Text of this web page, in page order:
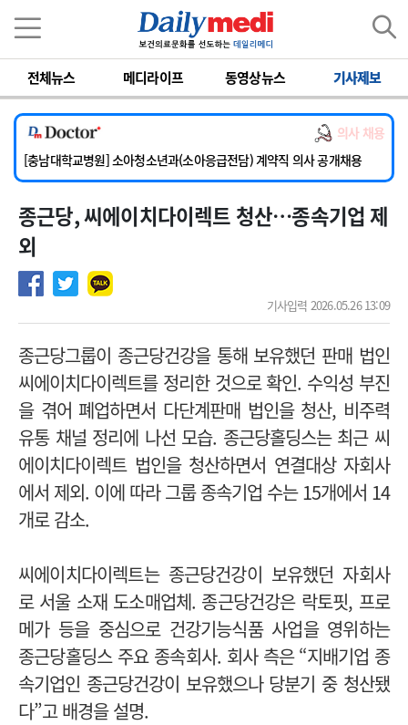
전체뉴스 메디라이프 동영상뉴스 기사제보
의사 채용
[서울아산병원] 2026년 하반기 인턴 모집
[영남대학교의료원] 마취통증의학과 임기제 임상의사 채용
[충남대학교병원] 소아청소년과(소아응급전담) 계약직 의사 공개채용
[동부병원] 계약직(응급의학과 전문의) 직원모집
[이대목동병원] 하반기 전공의(레지던트1년차) 모집
[서울아산병원] 2026년 하반기 인턴 모집
[영남대학교의료원] 마취통증의학과 임기제 임상의사 채용
종근당, 씨에이치다이렉트 청산…종속기업 제
외
기사입력 2026.05.26 13:09
종근당그룹이 종근당건강을 통해 보유했던 판매 법인
씨에이치다이렉트를 정리한 것으로 확인. 수익성 부진
을 겪어 폐업하면서 다단계판매 법인을 청산, 비주력
유통 채널 정리에 나선 모습. 종근당홀딩스는 최근 씨
에이치다이렉트 법인을 청산하면서 연결대상 자회사
에서 제외. 이에 따라 그룹 종속기업 수는 15개에서 14
개로 감소.
씨에이치다이렉트는 종근당건강이 보유했던 자회사
로 서울 소재 도소매업체. 종근당건강은 락토핏, 프로
메가 등을 중심으로 건강기능식품 사업을 영위하는
종근당홀딩스 주요 종속회사. 회사 측은 “지배기업 종
속기업인 종근당건강이 보유했으나 당분기 중 청산됐
다”고 배경을 설명.